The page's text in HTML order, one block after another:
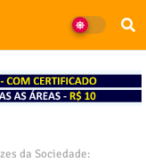
da Sociedade: